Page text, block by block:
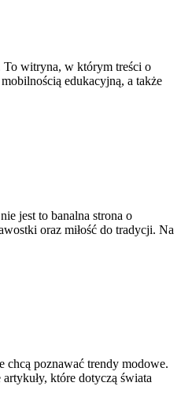
To witryna, w którym treści o
edukacyjną, a także
jest to banalna strona o
oraz miłość do tradycji. Na
chcą poznawać trendy modowe.
które dotyczą świata